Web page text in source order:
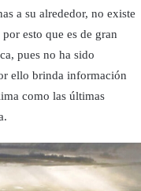
a su alrededor, no existe
esto que es de gran
pues no ha sido
ello brinda información
como las últimas